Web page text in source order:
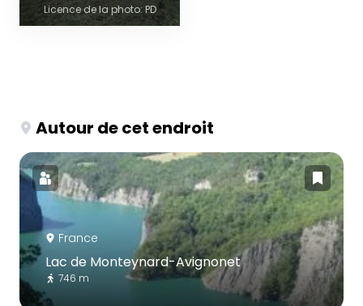
Licence de la photo: PD
Autour de cet endroit
France
Lac de Monteynard-Avignonet
746 m